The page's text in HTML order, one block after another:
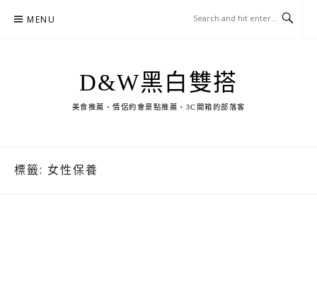
MENU
D&W黑白雙搭
美食推薦、情侶約會景點推薦、3C開箱的部落客
標籤: 女性保養